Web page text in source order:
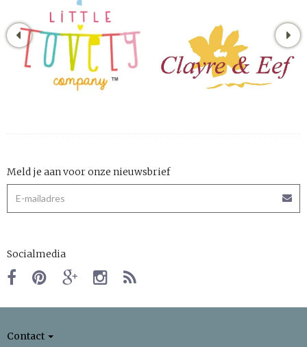
Meld je aan voor onze nieuwsbrief
Socialmedia
Contact